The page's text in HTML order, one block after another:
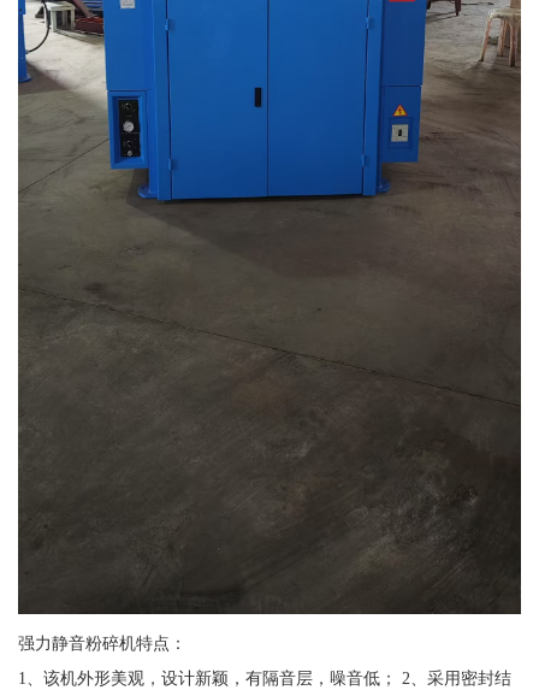
强力静音粉碎机特点：
1、该机外形美观，设计新颖，有隔音层，噪音低； 2、采用密封结